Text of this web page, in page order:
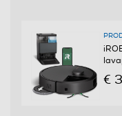
Sistema anti-
€